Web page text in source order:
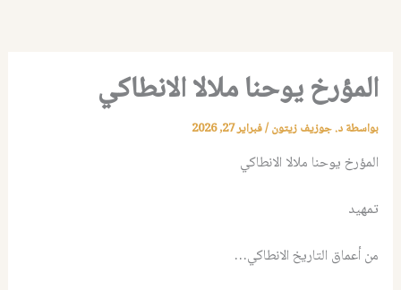
المؤرخ يوحنا ملالا الانطاكي
بواسطةد. جوزيف زيتون/فبراير 27, 2026
المؤرخ يوحنا ملالا الانطاكي
تمهيد
من أعماق التاريخ الانطاكي…